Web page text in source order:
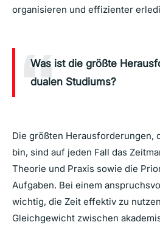
organisieren und effizienter
Was ist die größte
dualen Studiums?
Die größten Herausforderungen,
bin, sind auf jeden Fall das
Theorie und Praxis sowie die
Aufgaben. Bei einem
wichtig, die Zeit effektiv zu
Gleichgewicht zwischen